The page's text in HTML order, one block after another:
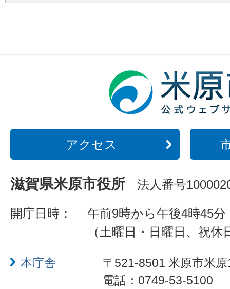
アクセス
滋賀県米原市役所 法人番号
開庁日時：
午前9時から午後4時45分
（土曜日・日曜日、祝
本庁舎
〒521-8501 米原市米
電話：0749-53-5100